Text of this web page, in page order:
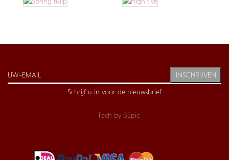
INSCHRIJVEN
Schrijf u in voor de nieuwsbrief
Tech by BEpic